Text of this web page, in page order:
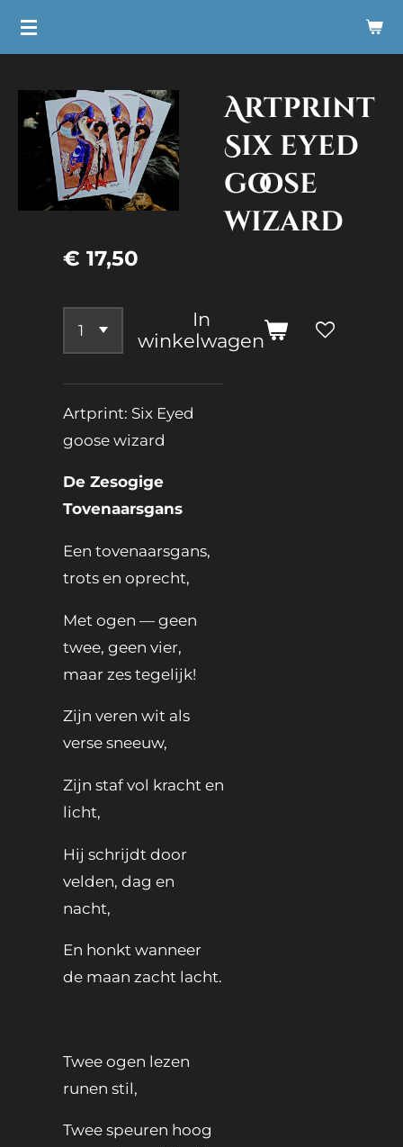
Ga
hoofdinhoud
Artprint
Six eyed
goose
wizard
€ 17,50
In
winkelwagen
Artprint: Six Eyed
goose wizard
De Zesogige
Tovenaarsgans
Een tovenaarsgans,
trots en oprecht,
Met ogen — geen
twee, geen vier,
maar zes tegelijk!
Zijn veren wit als
verse sneeuw,
Zijn staf vol kracht en
licht,
Hij schrijdt door
velden, dag en
nacht,
En honkt wanneer
de maan zacht lacht.
Twee ogen lezen
runen stil,
Twee speuren hoog